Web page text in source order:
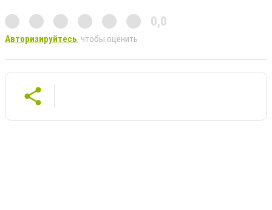
0,0
Авторизируйтесь, чтобы оценить